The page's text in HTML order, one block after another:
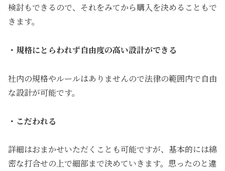
検討もできるので、それをみてから購入を決めることもで
きます。
・規格にとらわれず自由度の高い設計ができる
社内の規格やルールはありませんので法律の範囲内で自由
な設計が可能です。
・こだわれる
詳細はおまかせいただくことも可能ですが、基本的には綿
密な打合せの上で細部まで決めていきます。思ったのと違